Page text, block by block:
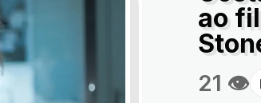
ao
21 👁